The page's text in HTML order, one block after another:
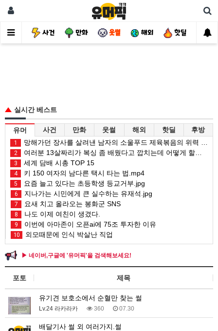
유머 사건 만화 웃썰 해외 핫딜 자
실시간 베스트
유머 사건 만화 웃썰 해외 핫딜 후방
1 망해가던 장사를 살려낸 남자의 소울푸드 제육볶음의 위력 ㅋㅋ
2 여러분 13살짜리가 복싱 좀 배웠다고 깝치는데 어떻게 할까요?
3 세계 담배 시총 TOP 15
4 키 150 여자의 남다른 택시 타는 법.mp4
5 요즘 늘고 있다는 초등학생 등교거부.jpg
6 지나가는 시민에게 큰 실수하는 유재석.jpg
7 요새 치고 올라오는 봉화군 SNS
8 나도 이제 여친이 생겼다.
9 이번에 아마존이 오픈ai에 75조 투자한 이유
10 외모때문에 인식 박살난 직업
▶ 네이버,구글에 '유머픽'을 검색해보세요!
포토 제목
유기견 보호소에서 순혈만 찾는 썰
Lv.24 라카라카 360 07.30
배달기사 썰 외 여러가지.썰